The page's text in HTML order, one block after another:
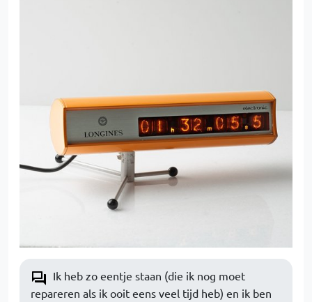
Ik heb zo eentje staan (die ik nog moet
repareren als ik ooit eens veel tijd heb) en ik ben